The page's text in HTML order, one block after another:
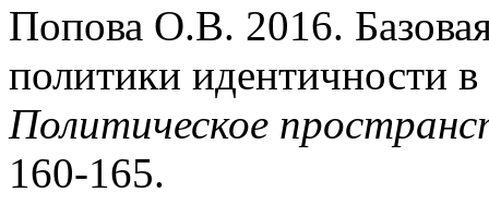
Попова О.В. 2016.
политики идентичности
Политическое
160-165.